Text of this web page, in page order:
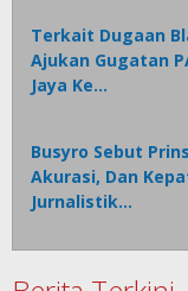
Terkait Dugaan
Ajukan Gugatan
Jaya Ke…
Busyro Sebut
Akurasi, Dan
Jurnalistik…